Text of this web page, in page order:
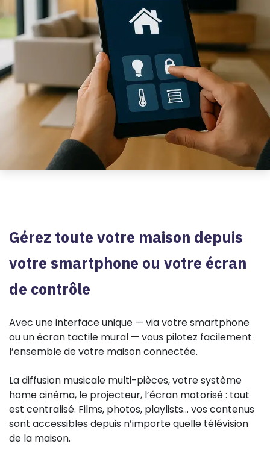
Gérez toute votre maison depuis
votre smartphone ou votre écran
de contrôle
Avec une interface unique — via votre smartphone
ou un écran tactile mural — vous pilotez facilement
l’ensemble de votre maison connectée.
La diffusion musicale multi-pièces, votre système
home cinéma, le projecteur, l’écran motorisé : tout
est centralisé. Films, photos, playlists… vos contenus
sont accessibles depuis n’importe quelle télévision
de la maison.